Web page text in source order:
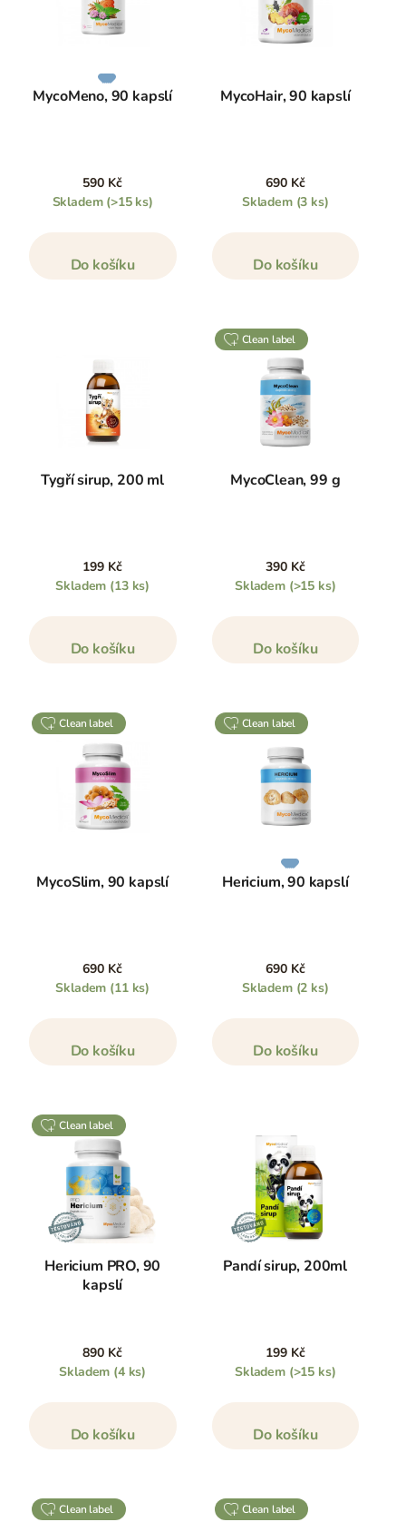
MycoMeno, 90 kapslí
590 Kč
Skladem (>15 ks)
Do košíku
MycoHair, 90 kapslí
690 Kč
Skladem (3 ks)
Do košíku
Tygří sirup, 200 ml
199 Kč
Skladem (13 ks)
Do košíku
clean label
MycoClean, 99 g
390 Kč
Skladem (>15 ks)
Do košíku
clean label
MycoSlim, 90 kapslí
690 Kč
Skladem (11 ks)
Do košíku
clean label
Hericium, 90 kapslí
690 Kč
Skladem (2 ks)
Do košíku
clean label
Hericium PRO, 90
kapslí
890 Kč
Skladem (4 ks)
Do košíku
Pandí sirup, 200ml
199 Kč
Skladem (>15 ks)
Do košíku
clean label clean label